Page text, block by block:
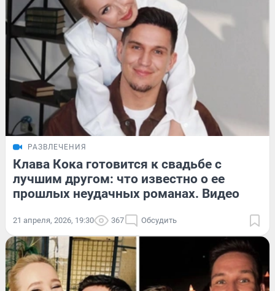
РАЗВЛЕЧЕНИЯ
Клава Кока готовится к свадьбе с
лучшим другом: что известно о ее
прошлых неудачных романах. Видео
21 апреля, 2026, 19:30 367 Обсудить